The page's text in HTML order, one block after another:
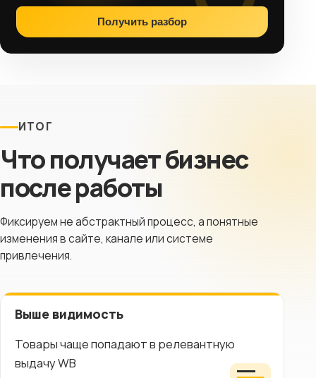
Получить разбор
ИТОГ
Что получает бизнес
после работы
Фиксируем не абстрактный процесс, а понятные
изменения в сайте, канале или системе
привлечения.
Выше видимость
Товары чаще попадают в релевантную
выдачу WB